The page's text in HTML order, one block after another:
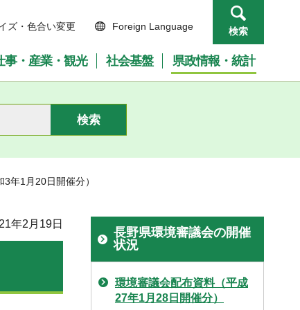
ズ・色合い変更 Foreign Language 検索
事・産業・観光 社会基盤 県政情報・統計
年1月20日開催分）
年2月19日
長野県環境審議会の開催
状況
環境審議会配布資料（平成
27年1月28日開催分）